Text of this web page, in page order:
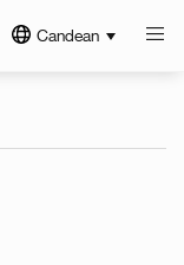
Candean